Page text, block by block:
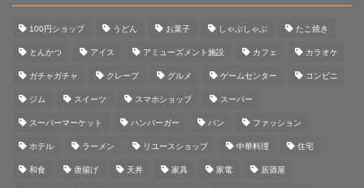
100円ショップ うどん お菓子 しゃぶしゃぶ たこ焼き
とんかつ アイス アミューズメント施設 カフェ カラオケ
ガチャガチャ クレープ グルメ ゲームセンター コンビニ
ジム スイーツ スマホショップ スーパー
スーパーマーケット ハンバーガー パン ファッション
ホテル ラーメン リユースショップ 中華料理 住宅
和食 唐揚げ 天丼 家具 家電 居酒屋